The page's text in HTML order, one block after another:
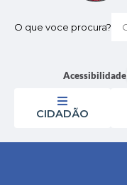
O que voce procura?
Acessibilidade
CIDADÃO